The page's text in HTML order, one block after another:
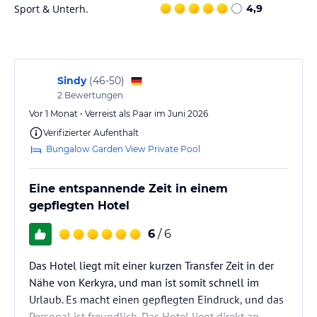
Die Freizeitmöglichkeiten im Kontokali Bay Resort & Spa umfassen
einen Tennisplatz mit Flutlicht, ein Fitnessraum sowie Water
Verfügung, und Personal Training kann gegen Gebühr gebucht
Verfasst von HolidayCheck mit Hilfe von KI. Alle
verbindlichenAngebotsdetails
Sport & Unterh. 4,9
Sindy (46-50)
2 Bewertungen
Vor 1 Monat • Verreist als Paar im Juni 2026
Verifizierter Aufenthalt
Bungalow Garden View Private Pool
Eine entspannende Zeit in einem
gepflegten Hotel
6 / 6
Das Hotel liegt mit einer kurzen Transfer Zeit in der
Nähe von Kerkyra, und man ist somit schnell im
Urlaub. Es macht einen gepflegten Eindruck, und das